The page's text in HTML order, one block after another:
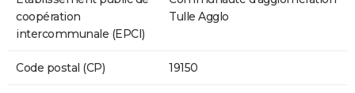
coopération
intercommunale (EPCI)
Tulle Agglo
Code postal (CP) 19150